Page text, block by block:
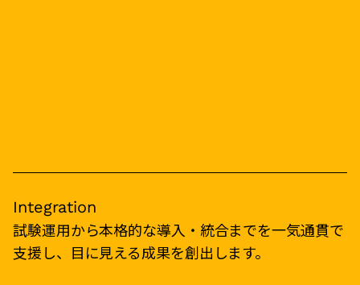
Integration
試験運用から本格的な導入・統合までを一気通貫で
支援し、目に見える成果を創出します。